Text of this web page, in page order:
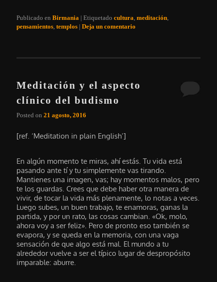
Publicado en Birmania |Etiquetado cultura ,meditación
pensamientos ,templos |Deja un comentario
Meditación y el aspecto
clínico del budismo
Posted on21 agosto, 2016
[ref. ‘Meditation in plain English’]
En algún momento te miras, ahí estás. Tu vida está
pasando ante tí y tu simplemente vas tirando.
Mantienes una imagen, vas; hay momentos malos, pero
te los guardas. Crees que debe haber otra manera de
vivir, de tocar la vida más plenamente, lo notas a veces.
Luego subes, un buen trabajo, te enamoras, ganas la
partida, y por un rato, las cosas cambian. «Ok, molo,
ahora voy a ser feliz». Pero de pronto eso también se
evapora, y se queda en la memoria, con una vaga
sensación de que algo está mal. El mundo a tu
alrededor vuelve a ser el típico lugar de despropósito
imparable: aburre.